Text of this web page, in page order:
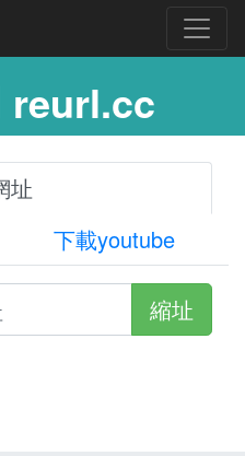
reurl.cc
址
下載youtube
縮址